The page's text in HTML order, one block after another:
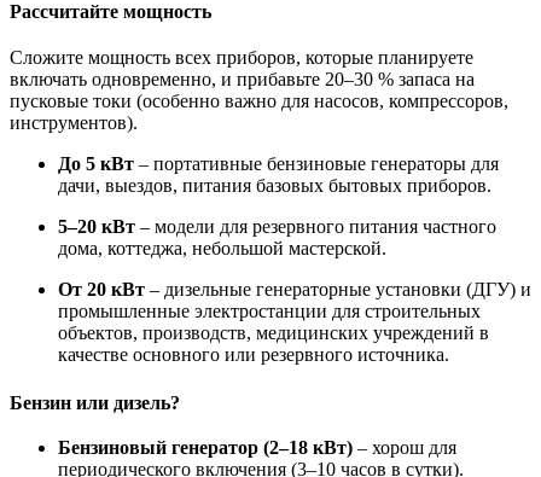
Рассчитайте мощность
Сложите мощность всех приборов, которые планируете
включать одновременно, и прибавьте 20–30 % запаса на
пусковые токи (особенно важно для насосов, компрессоров,
инструментов).
До 5 кВт – портативные бензиновые генераторы для
дачи, выездов, питания базовых бытовых приборов.
5–20 кВт – модели для резервного питания частного
дома, коттеджа, небольшой мастерской.
От 20 кВт – дизельные генераторные установки (ДГУ) и
промышленные электростанции для строительных
объектов, производств, медицинских учреждений в
качестве основного или резервного источника.
Бензин или дизель?
Бензиновый генератор (2–18 кВт) – хорош для
периодического включения (3–10 часов в сутки).